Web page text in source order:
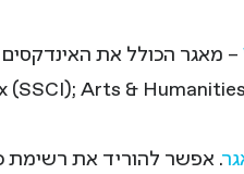
– מאגר הכולל את
Arts &
. אפשר להוריד את רשימת